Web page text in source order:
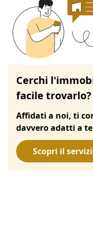
Cerchi
facile trovarlo?
Affidati a noi, ti
davvero adatti a te
Scopri il